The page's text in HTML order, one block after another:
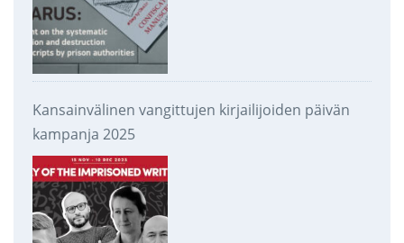
Kansainvälinen vangittujen kirjailijoiden päivän
kampanja 2025